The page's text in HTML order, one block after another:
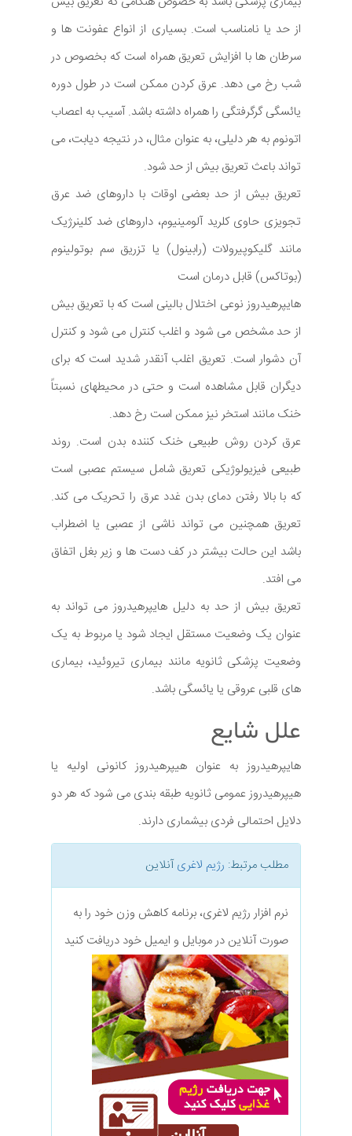
از حد یا نامناسب است. بسیاری از انواع عفونت ها و
سرطان ها با افزایش تعریق همراه است که بخصوص در
شب رخ می دهد. عرق کردن ممکن است در طول دوره
یائسگی گرگرفتگی را همراه داشته باشد. آسیب به اعصاب
اتونوم به هر دلیلی، به عنوان مثال، در نتیجه دیابت، می
تواند باعث تعریق بیش از حد شود.
تعریق بیش از حد بعضی اوقات با داروهای ضد عرق
تجویزی حاوی کلرید آلومینیوم، داروهای ضد کلینرژیک
مانند گلیکوپیرولات (رابینول) یا تزریق سم بوتولینوم
(بوتاکس) قابل درمان است
هایپرهیدروز نوعی اختلال بالینی است که با تعریق بیش
از حد مشخص می شود و اغلب کنترل می شود و کنترل
آن دشوار است. تعریق اغلب آنقدر شدید است که برای
دیگران قابل مشاهده است و حتی در محیطهای نسبتاً
خنک مانند استخر نیز ممکن است رخ دهد.
عرق کردن روش طبیعی خنک کننده بدن است. روند
طبیعی فیزیولوژیکی تعریق شامل سیستم عصبی است
که با بالا رفتن دمای بدن غدد عرق را تحریک می کند.
تعریق همچنین می تواند ناشی از عصبی یا اضطراب
باشد این حالت بیشتر در کف دست ها و زیر بغل اتفاق
می افتد.
تعریق بیش از حد به دلیل هایپرهیدروز می تواند به
عنوان یک وضعیت مستقل ایجاد شود یا مربوط به یک
وضعیت پزشکی ثانویه مانند بیماری تیروئید، بیماری
های قلبی عروقی یا یائسگی باشد.
علل شایع
هایپرهیدروز به عنوان هیپرهیدروز کانونی اولیه یا
هیپرهیدروز عمومی ثانویه طبقه بندی می شود که هر دو
دلایل احتمالی فردی بیشماری دارند.
مطلب مرتبط: رژیم لاغریآنلاین
نرم افزار رژیم لاغری، برنامه کاهش وزن خود را به
صورت آنلاین در موبایل و ایمیل خود دریافت کنید